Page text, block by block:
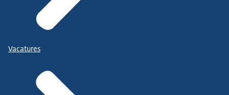
Vacatures